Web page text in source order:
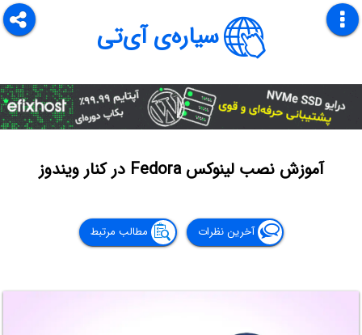
سیاره‌ی آی‌تی
آموزش نصب لینوکس Fedora در کنار ویندوز
آخرین نظرات مطالب مرتبط